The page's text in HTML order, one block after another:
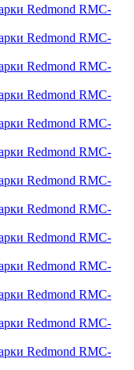
Redmond RMC-
Redmond RMC-
Redmond RMC-
Redmond RMC-
Redmond RMC-
Redmond RMC-
Redmond RMC-
Redmond RMC-
Redmond RMC-
Redmond RMC-
Redmond RMC-
Redmond RMC-
Redmond RMC-